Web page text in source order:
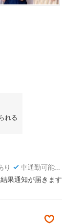
れる
り
車通勤可能
果通知が届きます